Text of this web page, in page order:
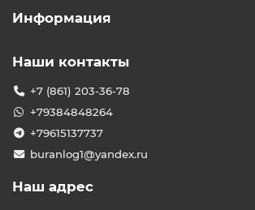
Информация
Наши контакты
+7 (861) 203-36-78
+79384848264
+79615137737
buranlog1@yandex.ru
Наш адрес